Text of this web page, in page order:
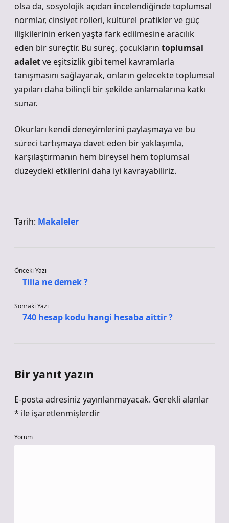
olsa da, sosyolojik açıdan incelendiğinde toplumsal
normlar, cinsiyet rolleri, kültürel pratikler ve güç
ilişkilerinin erken yaşta fark edilmesine aracılık
eden bir süreçtir. Bu süreç, çocukların toplumsal
adaletve eşitsizlik gibi temel kavramlarla
tanışmasını sağlayarak, onların gelecekte toplumsal
yapıları daha bilinçli bir şekilde anlamalarına katkı
sunar.
Okurları kendi deneyimlerini paylaşmaya ve bu
süreci tartışmaya davet eden bir yaklaşımla,
karşılaştırmanın hem bireysel hem toplumsal
düzeydeki etkilerini daha iyi kavrayabiliriz.
Tarih: Makaleler
Önceki Yazı
Tilia ne demek ?
Sonraki Yazı
740 hesap kodu hangi hesaba aittir ?
Bir yanıt yazın
E-posta adresiniz yayınlanmayacak. Gerekli alanlar
* ile işaretlenmişlerdir
Yorum